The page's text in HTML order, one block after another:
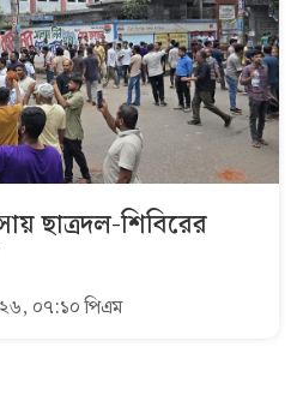
ছাত্রদল-শিবিরের
০৭:১০ পিএম